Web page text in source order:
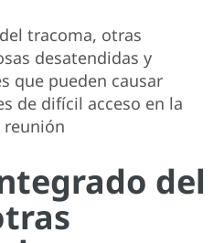
tracoma, otras
desatendidas y
que pueden causar
de difícil acceso en la
reunión
del